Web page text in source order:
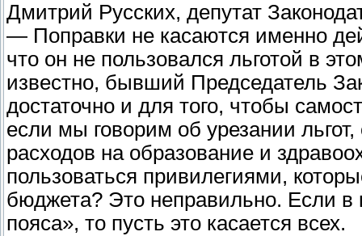
Дмитрий Русских, депутат
— Поправки не касаются именно
что он не пользовался льготой в
известно, бывший Председатель
достаточно и для того, чтобы
если мы говорим об урезании
расходов на образование и
пользоваться привилегиями,
бюджета? Это неправильно. Если в
пояса», то пусть это касается всех.